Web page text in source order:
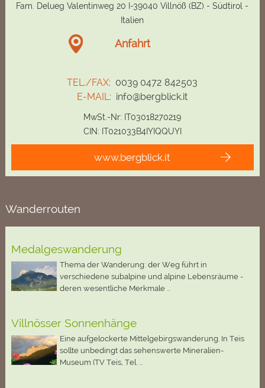
Fam. Delueg Valentinweg 20 I-39040 Villnöß (BZ) - Südtirol -
Italien
Anfahrt
TEL./FAX: 0039 0472 842503
E-MAIL: info@bergblick.it
MwSt.-Nr: IT03018270219
CIN: IT021033B4IYIQQUYI
www.bergblick.it
Wanderrouten
Medalgeswanderung
Thema der Wanderung: der Weg führt in
verschiedene subalpine und alpine Lebensräume -
deren wesentliche Merkmale ...
Villnösser Sonnenhänge
Eine aufgelockerte Mittelgebirgswanderung. In Teis
sollte unbedingt das sehenswerte Mineralien-
Museum (TV Teis, Tel. ...